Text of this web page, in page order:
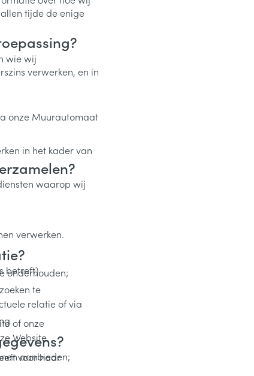
tijde de enige
wie wij
verwerken, en in
onze Muurautomaat
in het kader van
waarop wij
verwerken.
betreft)
relatie of via
Website
onderhouden;
te
of onze
aanbieden;
voor haar